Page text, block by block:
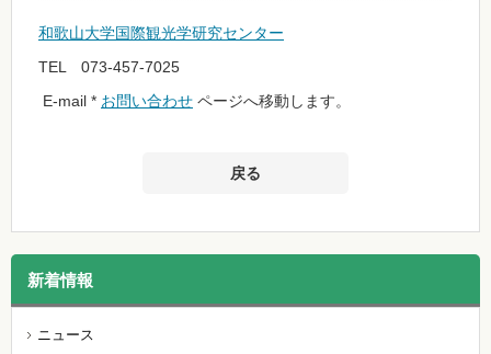
和歌山大学国際観光学研究センター
TEL 073-457-7025
E-mail * お問い合わせ ページへ移動します。
戻る
新着情報
ニュース